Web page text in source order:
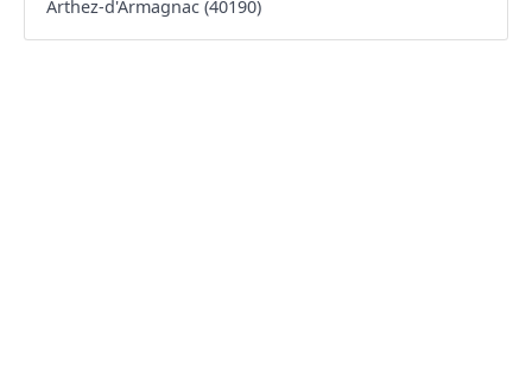
Arthez-d'Armagnac (40190)